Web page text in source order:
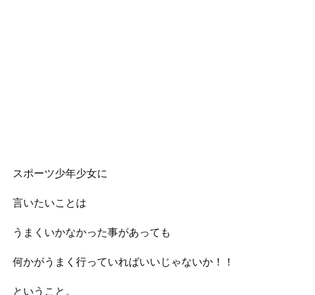
スポーツ少年少女に
言いたいことは
うまくいかなかった事があっても
何かがうまく行っていればいいじゃないか！！
ということ。